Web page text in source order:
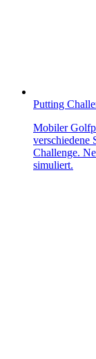
Putting
Mobiler
verschiedene
Challenge.
simuliert.